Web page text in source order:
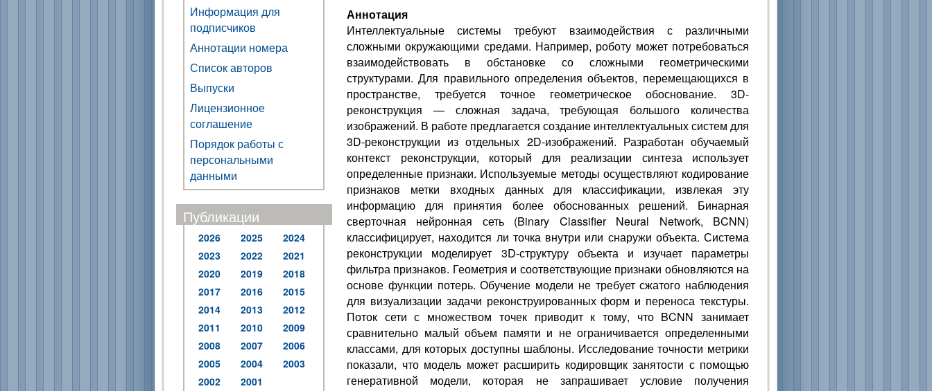
Информация для
подписчиков
Аннотации номера
Список авторов
Выпуски
Лицензионное
соглашение
Порядок работы с
персональными
данными
Публикации
2026 2025
2024
2023
2022
2021
2020
2019
2018
2017
2016
2015
2014
2013
2012
2011
2010
2009
2008
2007
2006
2005
2004
2003
2002
2001
Аннотация
Интеллектуальные системы требуют взаимодействия с различными
сложными окружающими средами. Например, роботу может потребоваться
взаимодействовать в обстановке со сложными геометрическими
структурами. Для правильного определения объектов, перемещающихся в
пространстве, требуется точное геометрическое обоснование. 3D-
реконструкция — сложная задача, требующая большого количества
изображений. В работе предлагается создание интеллектуальных систем для
3D-реконструкции из отдельных 2D-изображений. Разработан обучаемый
контекст реконструкции, который для реализации синтеза использует
определенные признаки. Используемые методы осуществляют кодирование
признаков метки входных данных для классификации, извлекая эту
информацию для принятия более обоснованных решений. Бинарная
сверточная нейронная сеть (Binary Classifier Neural Network, BCNN)
классифицирует, находится ли точка внутри или снаружи объекта. Система
реконструкции моделирует 3D-структуру объекта и изучает параметры
фильтра признаков. Геометрия и соответствующие признаки обновляются на
основе функции потерь. Обучение модели не требует сжатого наблюдения
для визуализации задачи реконструированных форм и переноса текстуры.
Поток сети с множеством точек приводит к тому, что BCNN занимает
сравнительно малый объем памяти и не ограничивается определенными
классами, для которых доступны шаблоны. Исследование точности метрики
показали, что модель может расширить кодировщик занятости с помощью
генеративной модели, которая не запрашивает условие получения